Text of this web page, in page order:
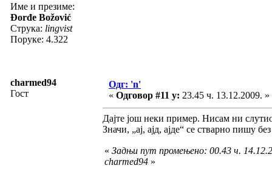
Име и презиме:
Đorđe Božović
Струка: lingvist
Поруке: 4.322
charmed94
Гост
Одг: 'n'
« Одговор #11 у: 23.45 ч. 13.12.2009. »
Дајте још неки пример. Нисам ни
Значи, „ај, ајд, ајде“ се стварно пишу
« Задњи пут промењено: 00.43 ч.
charmed94 »